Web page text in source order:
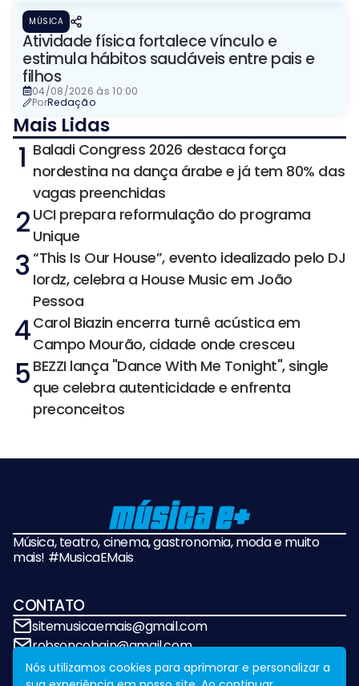
MÚSICA
Atividade física fortalece vínculo e
estimula hábitos saudáveis entre pais e
filhos
04/08/2026 às 10:00
PorRedação
Mais Lidas
1 Baladi Congress 2026 destaca força
nordestina na dança árabe e já tem 80% das
vagas preenchidas
2 UCI prepara reformulação do programa
Unique
3 “This Is Our House”, evento idealizado pelo DJ
Iordz, celebra a House Music em João
Pessoa
4Carol Biazin encerra turnê acústica em
Campo Mourão, cidade onde cresceu
5 BEZZI lança "Dance With Me Tonight", single
que celebra autenticidade e enfrenta
preconceitos
Música, teatro, cinema, gastronomia, moda e muito
mais! #MusicaEMais
CONTATO
sitemusicaemais@gmail.com
robsoncobain@gmail.com
Nós utilizamos cookies para aprimorar e personalizar a